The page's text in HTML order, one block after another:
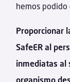
hemos podido
Proporcionar
SafeER al
inmediatas al
organismo